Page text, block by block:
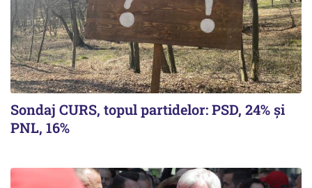
Sondaj CURS, topul partidelor: PSD, 24% şi
PNL, 16%